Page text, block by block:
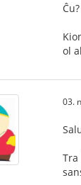
ol
03.